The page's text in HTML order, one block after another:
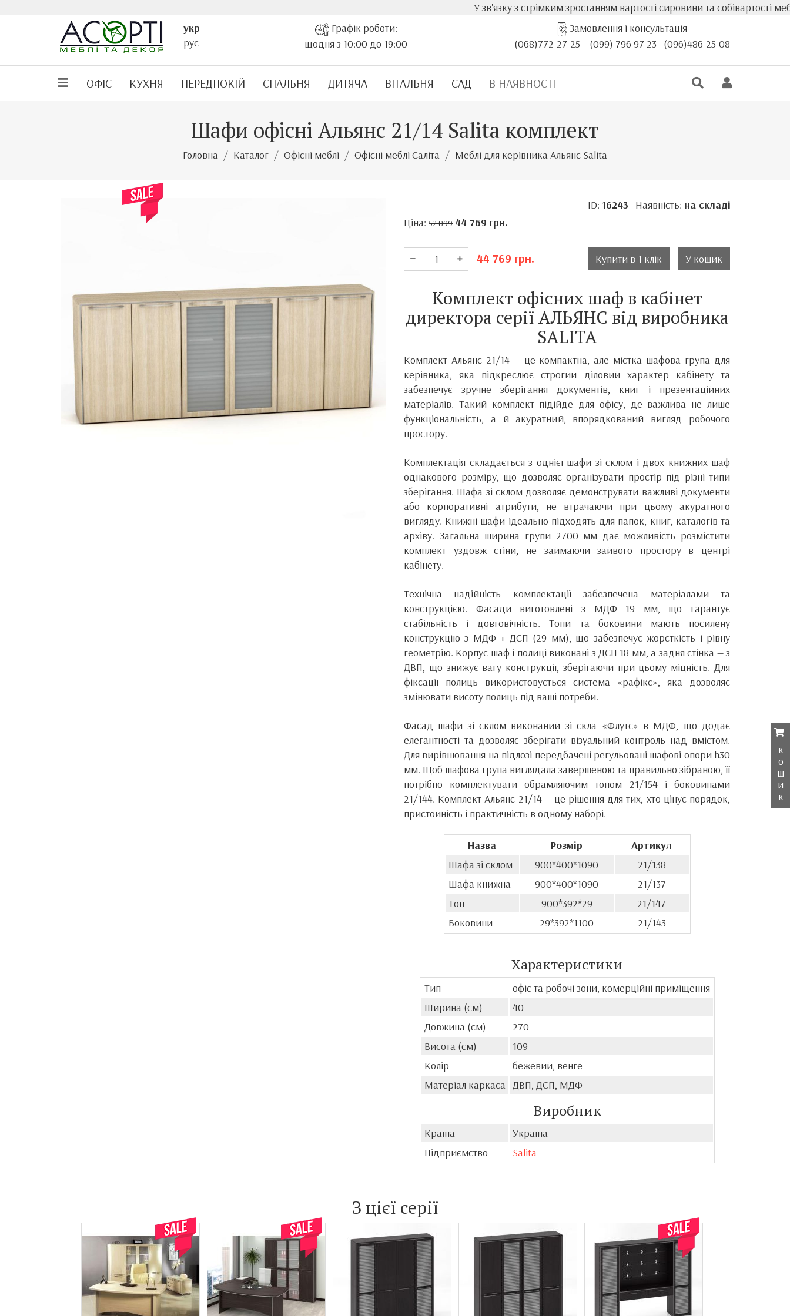
У зв'язку з стрімким зростанням вартості сировини та собівартості
укр
рус
Графік роботи:
щодня з 10:00 до 19:00
Замовлення і консультація
(068)772-27-25
(099) 796 97 23 (096)486-25-08
ОФІС КУХНЯ ПЕРЕДПОКІЙ СПАЛЬНЯ ДИТЯЧА ВІТАЛЬНЯ САД В НАЯВНОСТІ
Шафи офісні Альянс 21/14 Salita комплект
Головна Каталог Офісні меблі Офісні меблі Саліта Меблі для керівника Альянс Salita
ID: 16243 Наявність: на складі
Ціна: 52 899 44 769 грн.
44 769 грн. Купити в 1 клік У кошик
Комплект офісних шаф в кабінет
директора серії АЛЬЯНС від виробника
SALITA
Комплект Альянс 21/14 — це компактна, але містка шафова група для
керівника, яка підкреслює строгий діловий характер кабінету та
забезпечує зручне зберігання документів, книг і презентаційних
матеріалів. Такий комплект підійде для офісу, де важлива не лише
функціональність, а й акуратний, впорядкований вигляд робочого
простору.
Комплектація складається з однієї шафи зі склом і двох книжних шаф
однакового розміру, що дозволяє організувати простір під різні типи
зберігання. Шафа зі склом дозволяє демонструвати важливі документи
або корпоративні атрибути, не втрачаючи при цьому акуратного
вигляду. Книжні шафи ідеально підходять для папок, книг, каталогів та
архіву. Загальна ширина групи 2700 мм дає можливість розмістити
комплект уздовж стіни, не займаючи зайвого простору в центрі
кабінету.
Технічна надійність комплектації забезпечена матеріалами та
конструкцією. Фасади виготовлені з МДФ 19 мм, що гарантує
стабільність і довговічність. Топи та боковини мають посилену
конструкцію з МДФ + ДСП (29 мм), що забезпечує жорсткість і рівну
геометрію. Корпус шаф і полиці виконані з ДСП 18 мм, а задня стінка — з
ДВП, що знижує вагу конструкції, зберігаючи при цьому міцність. Для
фіксації полиць використовується система «рафікс», яка дозволяє
змінювати висоту полиць під ваші потреби.
Фасад шафи зі склом виконаний зі скла «Флутс» в МДФ, що додає
елегантності та дозволяє зберігати візуальний контроль над вмістом.
Для вирівнювання на підлозі передбачені регульовані шафові опори h30
мм. Щоб шафова група виглядала завершеною та правильно зібраною, її
потрібно комплектувати обрамляючим топом 21/154 і боковинами
21/144. Комплект Альянс 21/14 — це рішення для тих, хто цінує порядок,
пристойність і практичність в одному наборі.
Назва Розмір
Артикул
Шафа зі склом
900*400*1090
21/138
Шафа книжна
900*400*1090
21/137
Топ
900*392*29
21/147
Боковини
29*392*1100 21/143
Характеристики
Тип
офіс та робочі зони, комерційні приміщення
Ширина (см)
40
Довжина (см)
270
Висота (см)
109
Колір
бежевий, венге
Матеріал каркаса ДВП, ДСП, МДФ
Виробник
Країна
Україна
Підприємство
Salita
З цієї серії
Акція!
к
о
ш
и
к